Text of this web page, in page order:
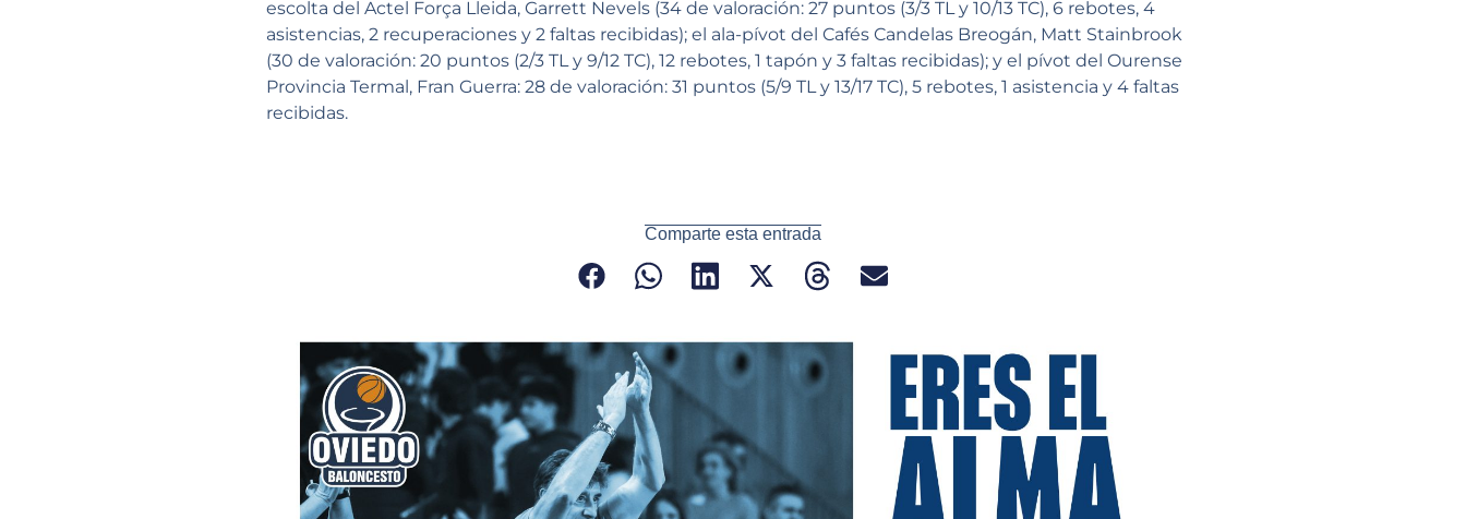
escolta del Actel Força Lleida, Garrett Nevels (34 de valoración: 27 puntos (3/3 TL y 10/13 TC), 6 rebotes, 4
asistencias, 2 recuperaciones y 2 faltas recibidas); el ala-pívot del Cafés Candelas Breogán, Matt Stainbrook
(30 de valoración: 20 puntos (2/3 TL y 9/12 TC), 12 rebotes, 1 tapón y 3 faltas recibidas); y el pívot del Ourense
Provincia Termal, Fran Guerra: 28 de valoración: 31 puntos (5/9 TL y 13/17 TC), 5 rebotes, 1 asistencia y 4 faltas
recibidas.
Comparte esta entrada